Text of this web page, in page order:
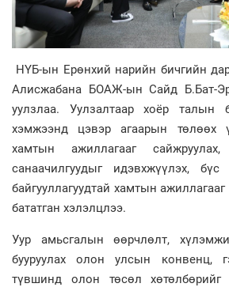
НҮБ-ын Ерөнхий нарийн бичгийн
Алисжабана БОАЖ-ын Сайд Б.Бат-
уулзлаа. Уулзалтаар хоёр талын
хэмжээнд цэвэр агаарын төлөөх
хамтын ажиллагааг
санаачилгуудыг идэвхжүүлэх, бүс
байгууллагуудтай хамтын
бататган хэлэлцлээ.
Уур амьсгалын өөрчлөлт,
бууруулах олон улсын конвенц,
түвшинд олон төсөл хөтөлбөрийг